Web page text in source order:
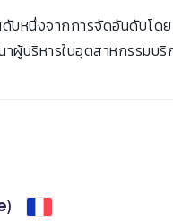
บหนึ่งจากการจัดอันดับโด
ผู้บริหารในอุตสาหกรรมบริ